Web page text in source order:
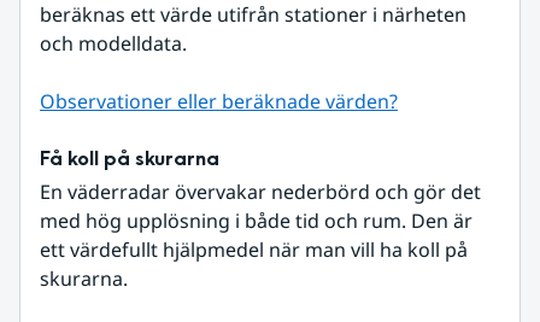
beräknas ett värde utifrån stationer i närheten
och modelldata.
Observationer eller beräknade värden?
Få koll på skurarna
En väderradar övervakar nederbörd och gör det
med hög upplösning i både tid och rum. Den är
ett värdefullt hjälpmedel när man vill ha koll på
skurarna.